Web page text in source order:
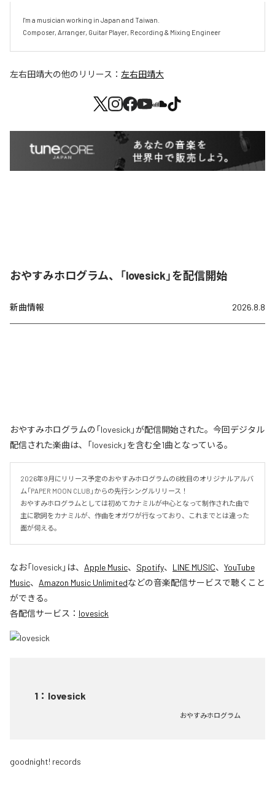
I'm a musician working in Japan and Taiwan.
Composer, Arranger, Guitar Player, Recording & Mixing Engineer
左右田靖大の他のリリース： 左右田靖大
おやすみホログラム、「lovesick」を配信開始
新曲情報 2026.8.8
おやすみホログラムの「lovesick」が配信開始された。今回デジタル
配信された楽曲は、「lovesick」を含む全1曲となっている。
2026年9月にリリース予定のおやすみホログラムの6枚目のオリジナルアルバ
ム「PAPER MOON CLUB」からの先行シングルリリース！
おやすみホログラムとしては初めてカナミルが中心となって制作された曲で
主に歌詞をカナミルが、作曲をオガワが行なっており、これまでとは違った
面が伺える。
なお「lovesick 」は、 Apple Music、 Spotify、 LINE MUSIC、 YouTube
Music、 Amazon Music Unlimitedなどの音楽配信サービスで聴くこと
ができる。
各配信サービス： lovesick
1 ： lovesick
おやすみホログラム
goodnight! records